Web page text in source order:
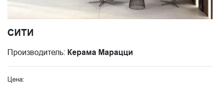
СИТИ
Производитель: Керама Марацци
Цена: